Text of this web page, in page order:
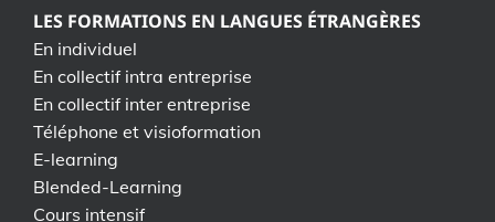
LES FORMATIONS EN LANGUES ÉTRANGÈRES
En individuel
En collectif intra entreprise
En collectif inter entreprise
Téléphone et visioformation
E-learning
Blended-Learning
Cours intensif